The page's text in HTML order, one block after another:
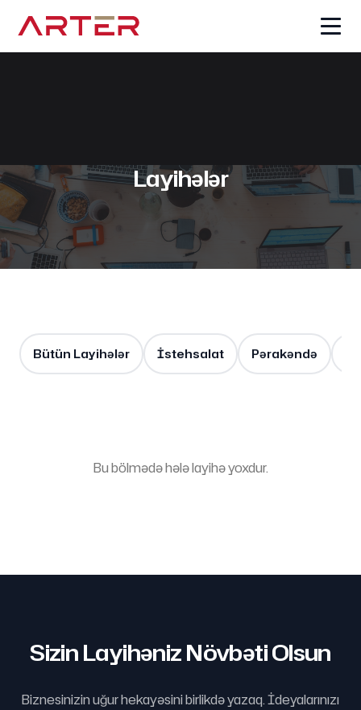
Layihələr
Bütün Layihələr İstehsalat Pərakəndə
Bu bölmədə hələ layihə yoxdur.
Sizin Layihəniz Növbəti Olsun
Biznesinizin uğur hekayəsini birlikdə yazaq. İdeyalarınızı